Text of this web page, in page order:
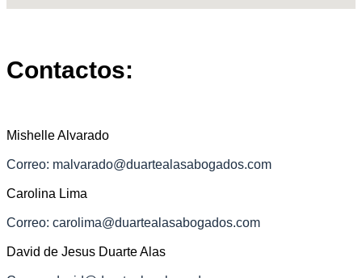
Contactos:
Mishelle Alvarado
Correo: malvarado@duartealasabogados.com
Carolina Lima
Correo: carolima@duartealasabogados.com
David de Jesus Duarte Alas